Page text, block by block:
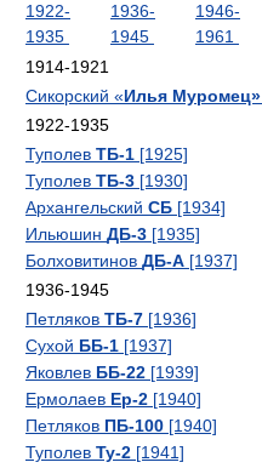
1922-
1935
1936-
1945
1946-
1961
1914-1921
Сикорский «Илья Муромец»
1922-1935
Туполев ТБ-1 [1925]
Туполев ТБ-3 [1930]
Архангельский СБ [1934]
Ильюшин ДБ-3 [1935]
Болховитинов ДБ-А [1937]
1936-1945
Петляков ТБ-7 [1936]
Сухой ББ-1 [1937]
Яковлев ББ-22 [1939]
Ермолаев Ер-2 [1940]
Петляков ПБ-100 [1940]
Туполев Ту-2 [1941]